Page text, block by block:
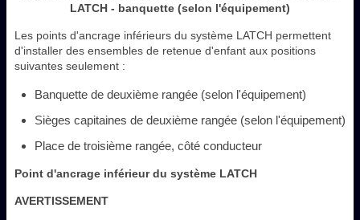
LATCH - banquette (selon l'équipement)
Les points d'ancrage inférieurs du système LATCH permettent
d'installer des ensembles de retenue d'enfant aux positions
suivantes seulement :
Banquette de deuxième rangée (selon l'équipement)
Sièges capitaines de deuxième rangée (selon l'équipement)
Place de troisième rangée, côté conducteur
Point d'ancrage inférieur du système LATCH
AVERTISSEMENT